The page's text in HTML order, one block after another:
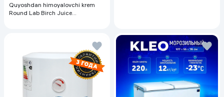
Quyoshdan himoyalovchi krem
Round Lab Birch Juice